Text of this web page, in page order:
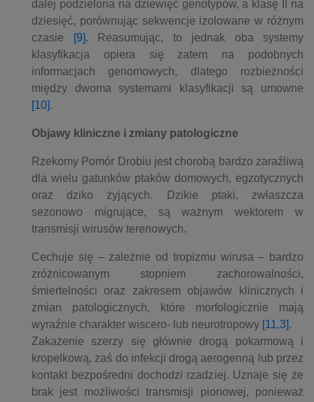
dalej podzielona na dziewięć genotypów, a klasę II na
dziesięć, porównując sekwencje izolowane w różnym
czasie
[9]. Reasumując, to jednak oba systemy
klasyfikacja opiera się zatem na podobnych
informacjach genomowych, dlatego rozbieżności
między dwoma systemami klasyfikacji są umowne
[10].
Objawy kliniczne i zmiany patologiczne
Rzekomy Pomór Drobiu jest chorobą bardzo zaraźliwą
dla wielu gatunków ptaków domowych, egzotycznych
oraz dziko żyjących. Dzikie ptaki, zwłaszcza
sezonowo migrujące, są ważnym wektorem w
transmisji wirusów terenowych.
Cechuje się – zależnie od tropizmu wirusa – bardzo
zróżnicowanym stopniem zachorowalności,
śmiertelności oraz zakresem objawów klinicznych i
zmian patologicznych, które morfologicznie mają
wyraźnie charakter wiscero- lub neurotropowy [11,3].
Zakażenie szerzy się głównie drogą pokarmową i
kropelkową, zaś do infekcji drogą aerogenną lub przez
kontakt bezpośredni dochodzi rzadziej. Uznaje się że
brak jest możliwości transmisji pionowej, ponieważ